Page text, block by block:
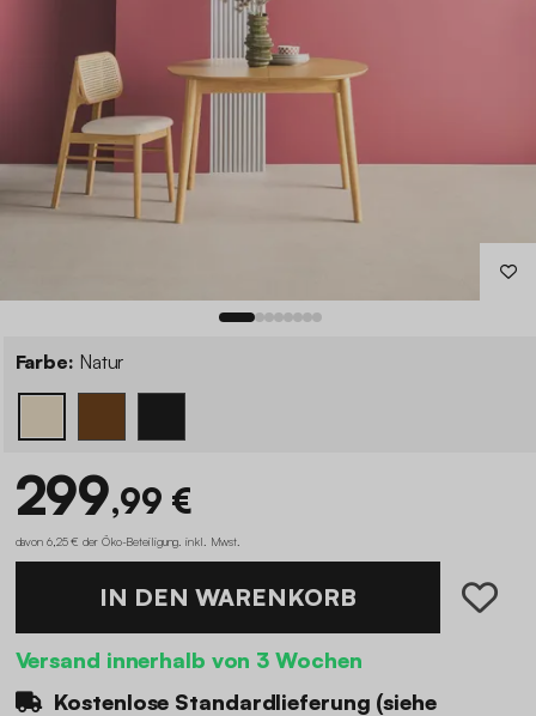
Farbe: Natur
299,99 €
davon 6,25 € der Öko-Beteiligung inkl. Mwst.
IN DEN WARENKORB
Versand innerhalb von 3 Wochen
Kostenlose Standardlieferung (siehe